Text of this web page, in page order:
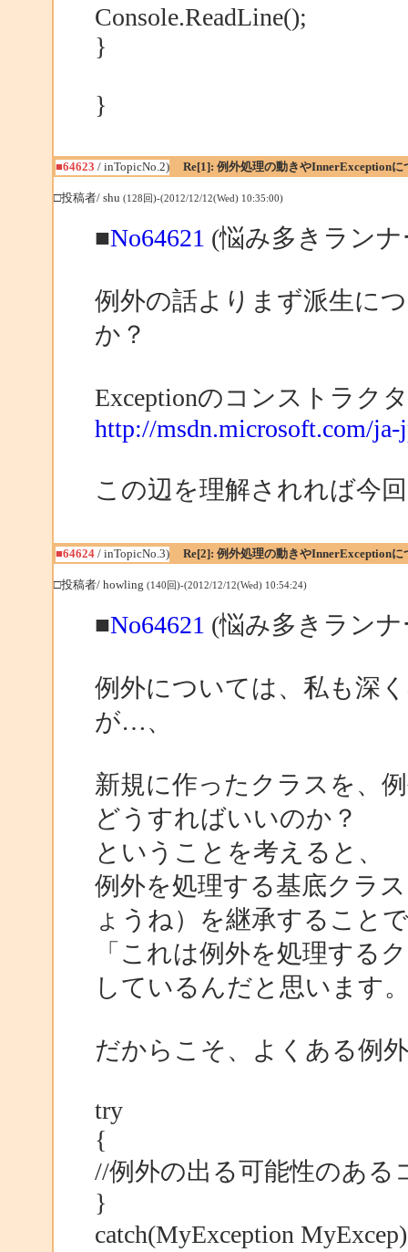
Console.ReadLine();
}
}
■64623 / inTopicNo.2) Re[1]: 例外処理の動きやInnerExceptionに
□投稿者/ shu (128回)-(2012/12/12(Wed) 10:35:00)
■No64621 (悩み多きラン
例外の話よりまず派生に
か？
Exceptionのコンストラク
http://msdn.microsoft.com/
この辺を理解されれば今
■64624/ inTopicNo.3) Re[2]: 例外処理の動きやInnerExceptionに
□投稿者/ howling (140回)-(2012/12/12(Wed) 10:54:24)
■No64621 (悩み多きラン
例外については、私も深
が…、
新規に作ったクラスを、
どうすればいいのか？
ということを考えると、
例外を処理する基底クラ
ょうね）を継承すること
「これは例外を処理する
しているんだと思います
だからこそ、よくある例
try
{
//例外の出る可能性のある
}
catch(MyException